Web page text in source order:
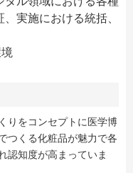
実施における統括、
りをコンセプトに医学博
つくる化粧品が魅力で各
認知度が高まっていま